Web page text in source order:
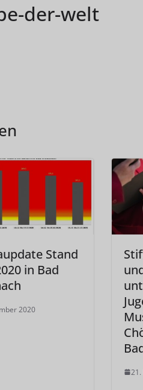
der-welt
Stand
in Bad
2020